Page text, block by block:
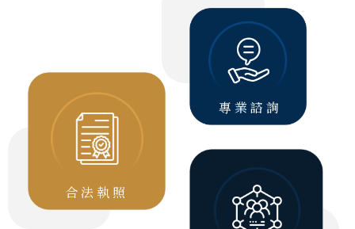
合法執照
專業諮詢